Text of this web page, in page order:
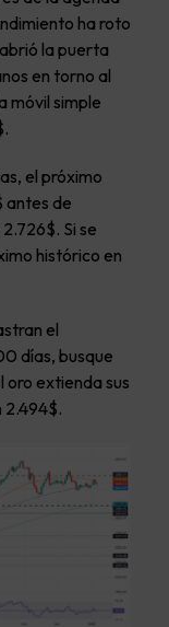
ha roto
la puerta
en torno al
móvil simple
el próximo
antes de
Si se
histórico en
el
días, busque
extienda sus
2.494$.